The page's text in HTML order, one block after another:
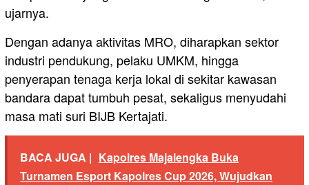
ujarnya.
​Dengan adanya aktivitas MRO, diharapkan sektor
industri pendukung, pelaku UMKM, hingga
penyerapan tenaga kerja lokal di sekitar kawasan
bandara dapat tumbuh pesat, sekaligus menyudahi
masa mati suri BIJB Kertajati.
BACA JUGA | Kapolres Majalengka Buka
Turnamen Esport Kapolres Cup 2026, Wujudkan